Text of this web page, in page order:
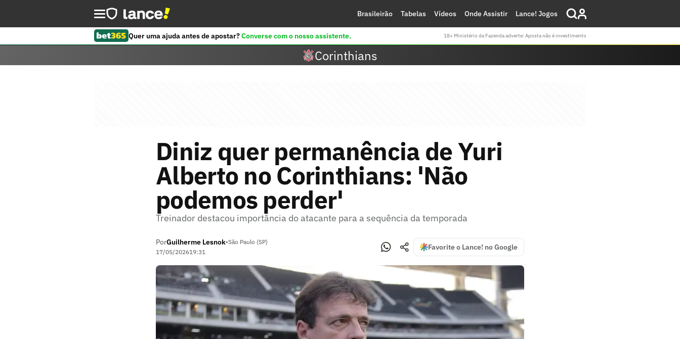
Brasileirão Tabelas Vídeos Onde Assistir Lance! Jogos
Quer uma ajuda antes de apostar?Converse com o nosso assistente. 18+ Ministério da Fazenda adverte: Aposta não é investimento
Corinthians
Diniz quer permanência de Yuri
Alberto no Corinthians: 'Não
podemos perder'
Treinador destacou importância do atacante para a sequência da temporada
PorGuilherme Lesnok•São Paulo (SP)
17/05/202619:31
Favorite o Lance! no Google